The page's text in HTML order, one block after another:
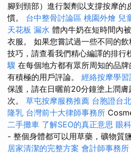
腳到頸部）進行製劑以支撐按摩的
慣。 台中整骨討論區 桃園外燴 兒
天花板 漏水 體內牛奶在短時間內
衣服。 如果您嘗試過一些不同的
技巧，請查看我們精心編譯的排行
驟 在每個地方都有眾所周知的品
有積極的用戶評論。 經絡按摩學習
保護，請在日曬前20分鐘塗上潤
次。 草屯按摩服務推薦 台胞證台北
隆乳 台灣前十大律師事務所
二手攤車 了解SEO的真正意思 眼
- 整個身體都可以用草藥，礦物質
居家清潔的完整方案 會計師事務所